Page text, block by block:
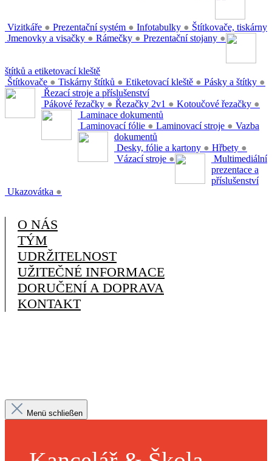
Vizitkáře ● Prezentační systém ● Infotabulky ●
Jmenovky a visačky ● Rámečky ● Prezentační stojany ●
Štítkovače, tiskárny
štítků a etiketovací kleště
Štítkovače ● Tiskárny štítků ● Etiketovací kleště ● Pásky a štítky ●
Řezací stroje a příslušenství
Pákové řezačky ● Řezačky 2v1 ● Kotoučové řezačky ●
Laminace dokumentů
Laminovací fólie ● Laminovací stroje ● Vazba
dokumentů
Desky, fólie a kartony ● Hřbety ●
Vázací stroje ●
Multimediální
prezentace a
příslušenství
Ukazovátka ●
O NÁS
TÝM
UDRŽITELNOST
UŽITEČNÉ INFORMACE
DORUČENÍ A DOPRAVA
KONTAKT
Menü schließen